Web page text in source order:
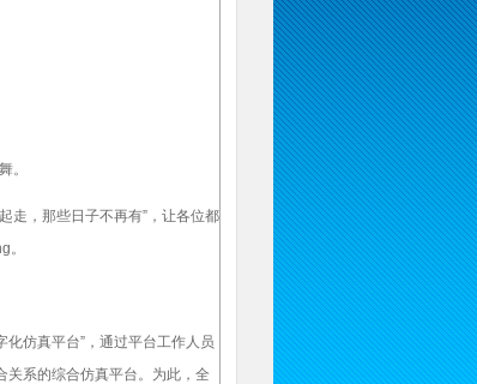
。
，那些日子不再有”，让各位都
仿真平台”，通过平台工作人员
关系的综合仿真平台。为此，全